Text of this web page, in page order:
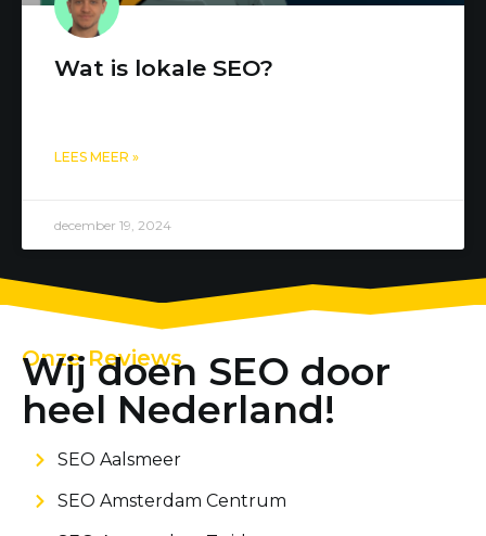
Wat is lokale SEO?
LEES MEER »
december 19, 2024
Onze Reviews
Wij doen SEO door
heel Nederland!
SEO Aalsmeer
SEO Amsterdam Centrum